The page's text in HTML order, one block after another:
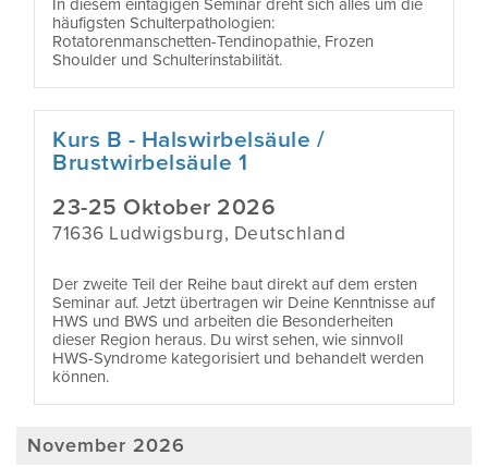
In diesem eintägigen Seminar dreht sich alles um die
häufigsten Schulterpathologien:
Rotatorenmanschetten-Tendinopathie, Frozen
Shoulder und Schulterinstabilität.
Kurs B - Halswirbelsäule /
Brustwirbelsäule 1
23-25 Oktober 2026
71636 Ludwigsburg, Deutschland
Der zweite Teil der Reihe baut direkt auf dem ersten
Seminar auf. Jetzt übertragen wir Deine Kenntnisse auf
HWS und BWS und arbeiten die Besonderheiten
dieser Region heraus. Du wirst sehen, wie sinnvoll
HWS-Syndrome kategorisiert und behandelt werden
können.
November 2026